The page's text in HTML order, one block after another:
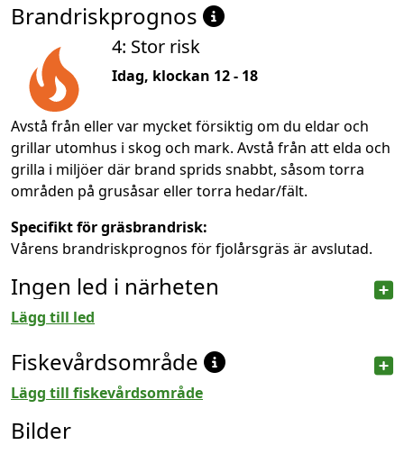
Brandriskprognos
4: Stor risk
Idag, klockan 12 - 18
Avstå från eller var mycket försiktig om du eldar och
grillar utomhus i skog och mark. Avstå från att elda och
grilla i miljöer där brand sprids snabbt, såsom torra
områden på grusåsar eller torra hedar/fält.
Specifikt för gräsbrandrisk:
Vårens brandriskprognos för fjolårsgräs är avslutad.
Ingen led i närheten
Lägg till led
Fiskevårdsområde
Lägg till fiskevårdsområde
Bilder